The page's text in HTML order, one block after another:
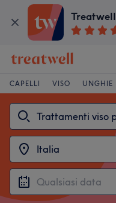
Treatwell
CAPELLI VISO UNGHIE